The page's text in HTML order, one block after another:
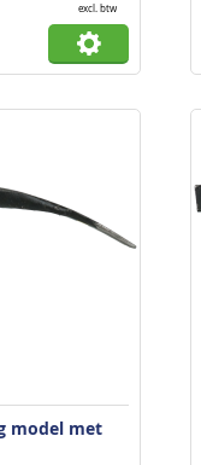
excl. btw
model met